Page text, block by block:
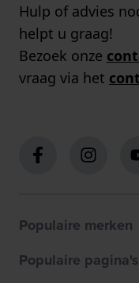
Hulp of advies
helpt u graag!
Bezoek onze
vraag via het
Populaire merken
Populaire pagina's